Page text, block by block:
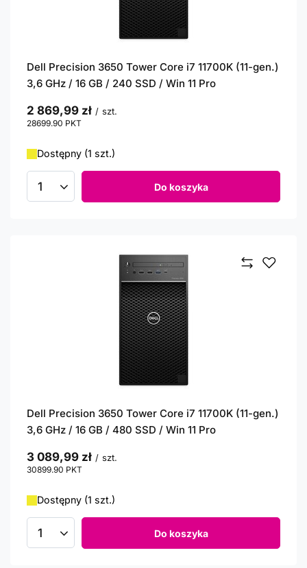
Dell Precision 3650 Tower Core i7 11700K (11-gen.)
3,6 GHz / 16 GB / 240 SSD / Win 11 Pro
2 869,99 zł / szt.
28699.90 PKT
Dostępny (1 szt.)
Ilość produktów Do koszyka
Dell Precision 3650 Tower Core i7 11700K (11-gen.)
3,6 GHz / 16 GB / 480 SSD / Win 11 Pro
3 089,99 zł / szt.
30899.90 PKT
Dostępny (1 szt.)
Ilość produktów Do koszyka